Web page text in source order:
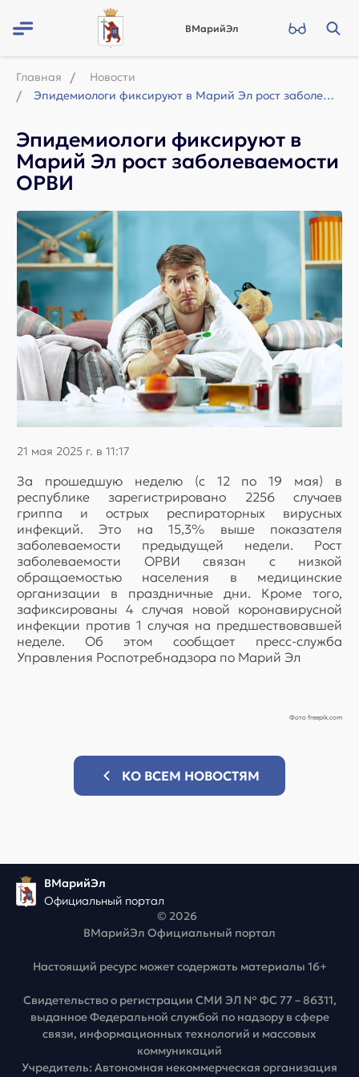
ВМарийЭл
Главная
Новости
Эпидемиологи фиксируют в Марий Эл рост заболеваемости ОРВИ
Эпидемиологи фиксируют в
Марий Эл рост заболеваемости
ОРВИ
21 мая 2025 г. в 11:17
За прошедшую неделю (с 12 по 19 мая) в
республике зарегистрировано 2256 случаев
гриппа и острых респираторных вирусных
инфекций. Это на 15,3% выше показателя
заболеваемости предыдущей недели. Рост
заболеваемости ОРВИ связан с низкой
обращаемостью населения в медицинские
организации в праздничные дни. Кроме того,
зафиксированы 4 случая новой коронавирусной
инфекции против 1 случая на предшествовавшей
неделе. Об этом сообщает пресс-служба
Управления Роспотребнадзора по Марий Эл
Фото freepik.com
КО ВСЕМ НОВОСТЯМ
ВМарийЭл
Официальный портал
© 2026
ВМарийЭл Официальный портал
Настоящий ресурс может содержать материалы 16+
Свидетельство о регистрации СМИ ЭЛ № ФС 77 – 86311,
выданное Федеральной службой по надзору в сфере
связи, информационных технологий и массовых
коммуникаций
Учредитель: Автономная некоммерческая организация